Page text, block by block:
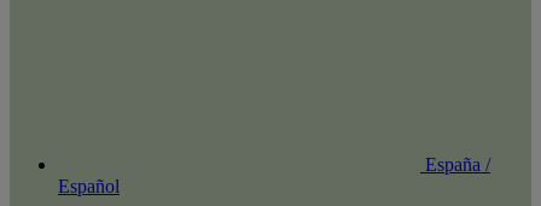
España /
Español